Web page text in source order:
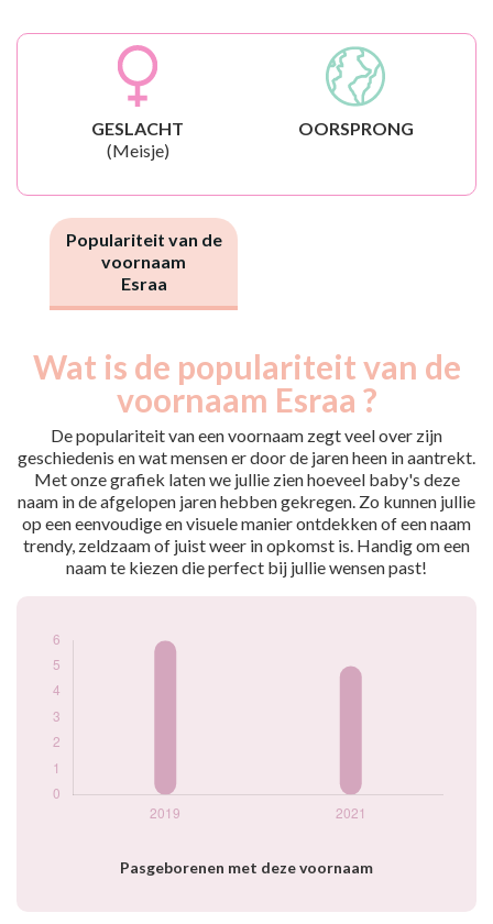
GESLACHT
(Meisje)
OORSPRONG
Populariteit van de
voornaam
Esraa
Wat is de populariteit van de
voornaam Esraa ?
De populariteit van een voornaam zegt veel over zijn
geschiedenis en wat mensen er door de jaren heen in aantrekt.
Met onze grafiek laten we jullie zien hoeveel baby's deze
naam in de afgelopen jaren hebben gekregen. Zo kunnen jullie
op een eenvoudige en visuele manier ontdekken of een naam
trendy, zeldzaam of juist weer in opkomst is. Handig om een
naam te kiezen die perfect bij jullie wensen past!
Pasgeborenen met deze voornaam
Popularité du
prénom Esraa par
année
Année
Nouveaux-
nés
2021
5